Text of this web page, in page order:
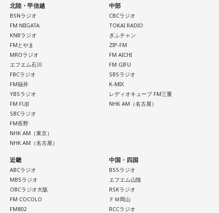
ただ、あれだけケガ人が出て、誰が出ても同じようなサッカ
ーができて、グループステージをああいう形で抜けられたと
いうのは今までなかったことですし、力がついているのは事
実ですね。
藤木：そんな日本代表を僕たちも応援したいと思います。
（左から）福田正博さん、藤木直人、高見侑里
＜番組概要＞
番組名：SPORTS BEAT supported by TOYOTA
放送日時：毎週土曜 10:00～10:50
パーソナリティ：藤木直人、高見侑里
番組Webサイト：
https://www.tfm.co.jp/beat/
番組公式X：
@SPORTSBEAT_TFM
＜番組概要＞
番組名：有吉弘行のSUNDAY NIGHT DREAMER
放送日時：毎週日曜 20:00～21:55
放送エリア：TOKYO FMをのぞくJFN全国25局ネット
パーソナリティ：有吉弘行
番組Webサイト：
https://jfn-pods.com/program/27400
音声コンテンツプラットフォーム「JFN Pods」ではスペシャ
ル音声も配信中！
北陸・甲信越
BSNラジオ
FM NIIGATA
KNBラジオ
FMとやま
MROラジオ
エフエム石川
FBCラジオ
FM福井
YBSラジオ
FM FUJI
SBCラジオ
FM長野
NHK AM（東京）
NHK AM（名古屋）
中部
CBCラジオ
TOKAI RADIO
ぎふチャン
ZIP-FM
FM AICHI
FM GIFU
SBSラジオ
K-MIX
レディオキューブ FM三重
NHK AM（名古屋）
近畿
ABCラジオ
MBSラジオ
OBCラジオ大阪
FM COCOLO
FM802
中国・四国
BSSラジオ
エフエム山陰
RSKラジオ
ＦＭ岡山
RCCラジオ